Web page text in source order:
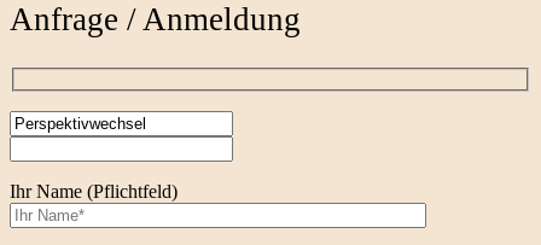
Anfrage / Anmeldung
Ihr Name (Pflichtfeld)